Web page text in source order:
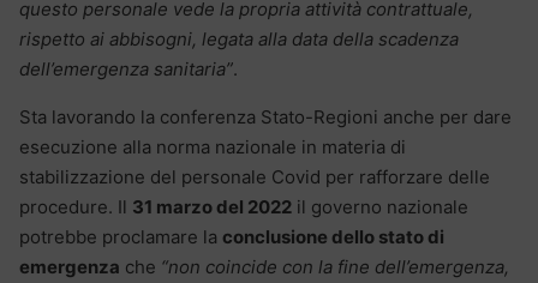
questo personale vede la propria attività contrattuale,
rispetto ai abbisogni, legata alla data della scadenza
dell’emergenza sanitaria”.
Sta lavorando la conferenza Stato-Regioni anche per dare
esecuzione alla norma nazionale in materia di
stabilizzazione del personale Covid per rafforzare delle
procedure. Il 31 marzo del 2022 il governo nazionale
potrebbe proclamare la conclusione dello stato di
emergenza che “non coincide con la fine dell’emergenza,